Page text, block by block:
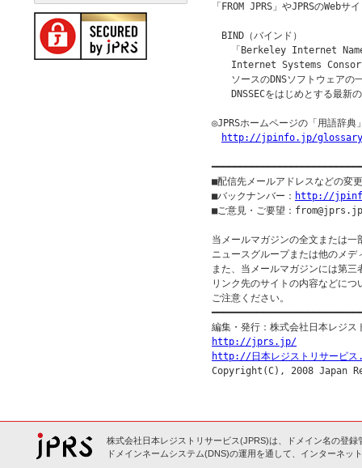
「FROM JPRS」やJPRSのWeb
BIND（バインド）
「Berkeley Internet Name
Internet Systems
ソースのDNSソフトウェアの
DNSSECをはじめとする最新の
◎JPRSホームページの「用語辞典
http://jpinfo.jp/
■配信先メールアドレスなどの変
■バックナンバー： http://
■ご意見・ご要望：from@jprs.jp
当メールマガジンの全文または
ニュースグループまたは他のメ
また、当メールマガジンには第
リンク先のサイトの内容などに
ご注意ください。
http://jprs.jp/
http://日本レジストリサービ
株式会社日本レジストリサービス(JPRS)は、ドメイン名の登録
ドメインネームシステム(DNS)の運用を通して、インターネッ